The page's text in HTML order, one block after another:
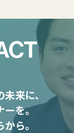
来に、
ーを。
ら。